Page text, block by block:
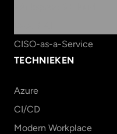
CISO-as-a-Service
TECHNIEKEN
Azure
CI/CD
Modern Workplace